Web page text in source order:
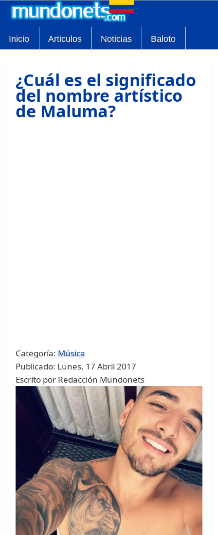
Inicio Articulos Noticias Baloto
¿Cuál es el significado
del nombre artístico
de Maluma?
Categoría: Música
Publicado: Lunes, 17 Abril 2017
Escrito por Redacción Mundonets